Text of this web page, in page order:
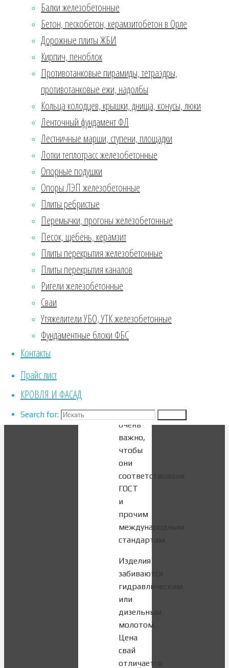
Балки железобетонные
Бетон, пескобетон, керамзитобетон в Орле
Дорожные плиты ЖБИ
Кирпич, пеноблок
Противотанковые пирамиды, тетраэдры,
противотанковые ежи, надолбы
Кольца колодцев, крышки, днища, конусы, люки
Ленточный фундамент ФЛ
Лестничные марши, ступени, площадки
Лотки теплотрасс железобетонные
Опорные подушки
Опоры ЛЭП железобетонные
Плиты ребристые
Перемычки, прогоны железобетонные
Песок, щебень, керамзит
Плиты перекрытия железобетонные
Плиты перекрытия каналов
Ригели железобетонные
Сваи
Утяжелители УБО, УТК железобетонные
Фундаментные блоки ФБС
Контакты
Прайс лист
КРОВЛЯ И ФАСАД
Search for:
используемые
преимущественно
землю,
для
укрепления
основания
фундаментов.
Производятся
из
бетона
применением
не
напряженной
арматуры
или
напряженной
если
свая
поэтому
очень
важно,
чтобы
они
соответствовали
ГОСТ
и
прочим
международным
стандартам.
Изделия
забиваются
гидравлическим
или
дизельным
молотом.
Цена
свай
отличается